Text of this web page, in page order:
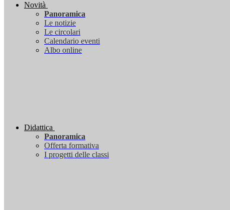
Novità
Panoramica
Le notizie
Le circolari
Calendario eventi
Albo online
Didattica
Panoramica
Offerta formativa
I progetti delle classi